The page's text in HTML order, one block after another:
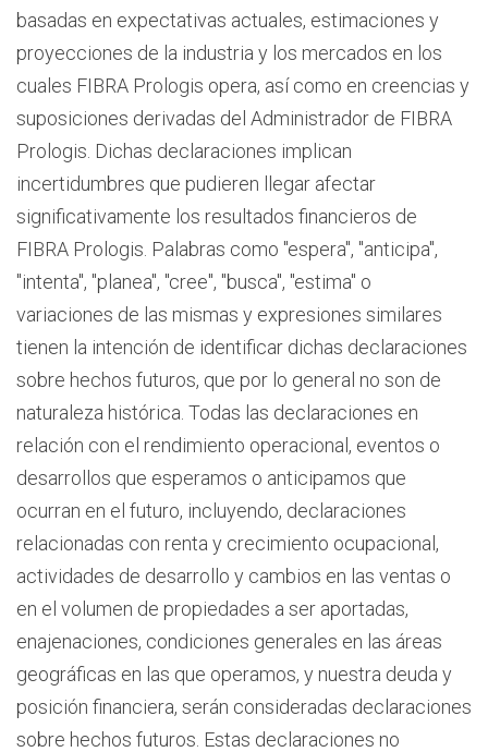
basadas en expectativas actuales, estimaciones y
proyecciones de la industria y los mercados en los
cuales FIBRA Prologis opera, así como en creencias y
suposiciones derivadas del Administrador de FIBRA
Prologis. Dichas declaraciones implican
incertidumbres que pudieren llegar afectar
significativamente los resultados financieros de
FIBRA Prologis. Palabras como "espera", "anticipa",
"intenta", "planea", "cree", "busca", "estima" o
variaciones de las mismas y expresiones similares
tienen la intención de identificar dichas declaraciones
sobre hechos futuros, que por lo general no son de
naturaleza histórica. Todas las declaraciones en
relación con el rendimiento operacional, eventos o
desarrollos que esperamos o anticipamos que
ocurran en el futuro, incluyendo, declaraciones
relacionadas con renta y crecimiento ocupacional,
actividades de desarrollo y cambios en las ventas o
en el volumen de propiedades a ser aportadas,
enajenaciones, condiciones generales en las áreas
geográficas en las que operamos, y nuestra deuda y
posición financiera, serán consideradas declaraciones
sobre hechos futuros. Estas declaraciones no